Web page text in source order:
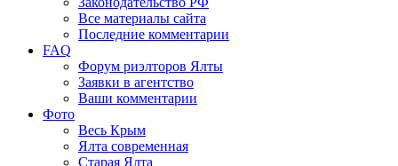
Все материалы сайта
Последние комментарии
FAQ
Форум риэлторов Ялты
Заявки в агентство
Ваши комментарии
Фото
Весь Крым
Ялта современная
Старая Ялта